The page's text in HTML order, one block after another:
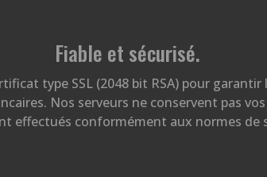
Fiable et sécurisé.
type SSL (2048 bit RSA) pour
Nos serveurs ne conservent pas
effectués conformément aux normes de